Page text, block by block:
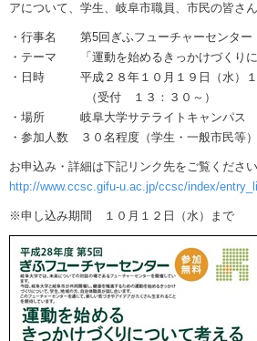
アについて、学生、岐阜市職員、市民の皆さ
・行事名 第5回ぎふフューチャーセンター
・テーマ 「運動を始めるきっかけづくりに
・日時 平成２８年１０月１９日（水）１
（受付 １３：３０～）
・場所 岐阜大学サテライトキ
・参加人数 ３０名程度（学生・一般市民等）
お申込み・詳細は下記リンク先をご覧ください
http://www.ccsc.gifu-u.ac.jp/ccsc/index/
※申し込み期間 １０月１２日（水）まで